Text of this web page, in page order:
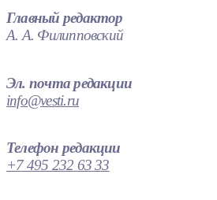
Главный редактор
А. А. Филипповский
Эл. почта редакции
info@vesti.ru
Телефон редакции
+7 495 232 63 33